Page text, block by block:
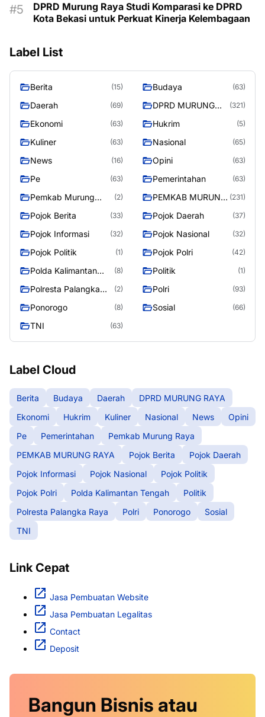
DPRD Murung Raya Studi Komparasi ke DPRD
Kota Bekasi untuk Perkuat Kinerja Kelembagaan
Label List
Berita (15) Budaya (63)
Daerah (69)
DPRD MURUNG
(321)
Ekonomi (63) Hukrim (5)
Kuliner (63) Nasional (65)
News (16) Opini (63)
Pe (63) Pemerintahan (63)
Pemkab Murung
(2)
PEMKAB MURUNG (231)
Pojok Berita (33) Pojok Daerah (37)
Pojok Informasi (32) Pojok Nasional (32)
Pojok Politik (1) Pojok Polri (42)
Polda Kalimantan
(8) Politik (1)
Polresta Palangka
(2) Polri (93)
Ponorogo (8) Sosial (66)
TNI (63)
Label Cloud
Berita Budaya Daerah
DPRD MURUNG RAYA
Ekonomi
Hukrim Kuliner Nasional News
Opini
Pe
Pemerintahan
Pemkab Murung Raya
PEMKAB MURUNG RAYA
Pojok Berita
Pojok Daerah
Pojok Informasi
Pojok Nasional
Pojok Politik
Pojok Polri
Polda Kalimantan Tengah
Politik
Polresta Palangka Raya
Polri Ponorogo
Sosial
TNI
Link Cepat
Jasa Pembuatan Website
Jasa Pembuatan Legalitas
Contact
Deposit
Bangun Bisnis atau